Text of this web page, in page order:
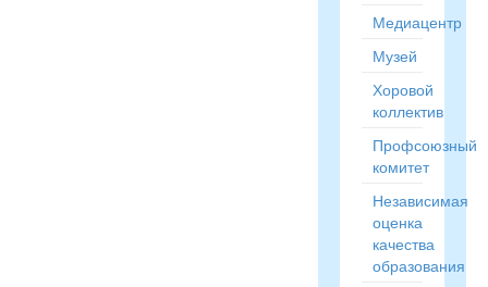
Медиацентр
Музей
Хоровой
коллектив
Профсоюзный
комитет
Независимая
оценка
качества
образования